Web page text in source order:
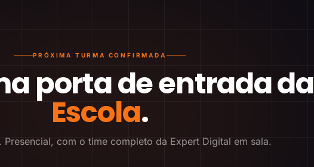
PRÓXIMA TURMA CONFIRMADA
porta de entrada da
Escola.
Presencial, com o time completo da Expert Digital em sala.